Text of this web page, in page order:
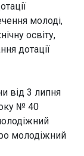
молоді,
освіту,
дотації
від 3 липня
№ 40
молодіжний